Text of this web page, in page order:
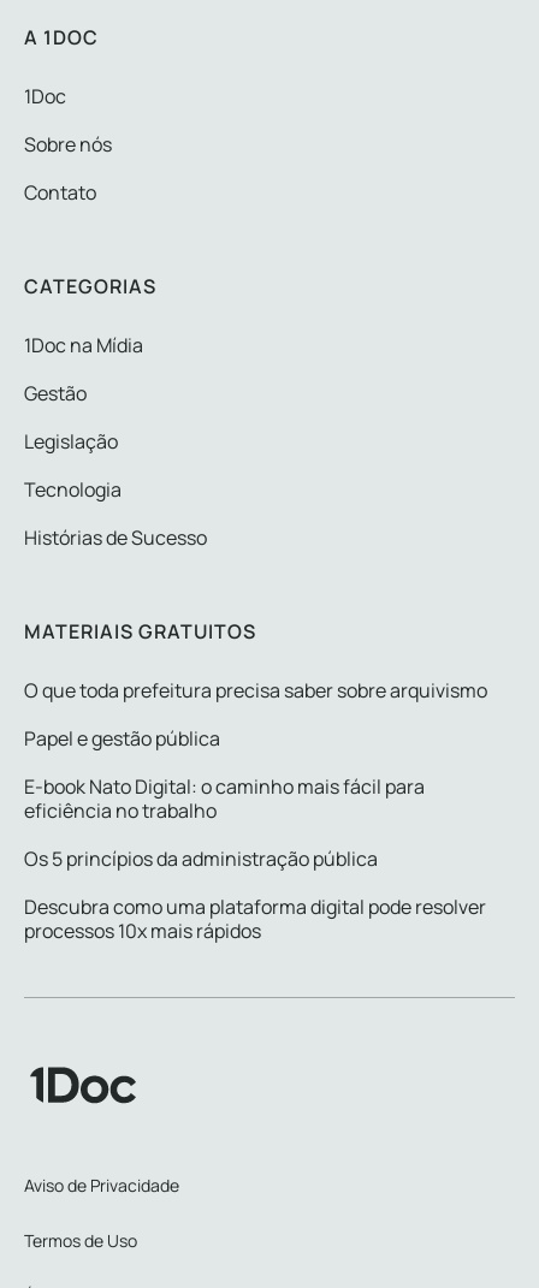
A 1DOC
1Doc
Sobre nós
Contato
CATEGORIAS
1Doc na Mídia
Gestão
Legislação
Tecnologia
Histórias de Sucesso
MATERIAIS GRATUITOS
O que toda prefeitura precisa saber sobre arquivismo
Papel e gestão pública
E-book Nato Digital: o caminho mais fácil para
eficiência no trabalho
Os 5 princípios da administração pública
Descubra como uma plataforma digital pode resolver
processos 10x mais rápidos
Aviso de Privacidade
Termos de Uso